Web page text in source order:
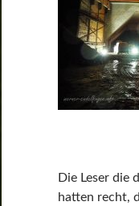
Die Leser die
hatten recht,